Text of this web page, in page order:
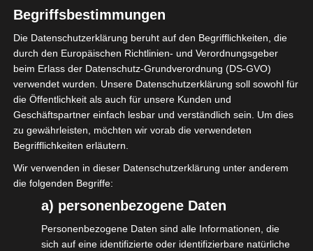
Stellt alle offenen Forderungen
zusammen und fügt Notizen über
aktuelle Gespräche dazu bei.
Stellt alle schriftlichen Unterlagen, auch
Emails und Gesprächsnotizen, der
abgesagten Beauftragungen
zusammen.
Steuerberater*in auf und
lasst alle noch offenen
geht die Zahlen mit ihm/ihr durch,
Begriffsbestimmungen
Die Datenschutzerklärung beruht auf den Begrifflichkeiten, die
durch den Europäischen Richtlinien- und Verordnungsgeber
beim Erlass der Datenschutz-Grundverordnung (DS-GVO)
verwendet wurden. Unsere Datenschutzerklärung soll sowohl für
die Öffentlichkeit als auch für unsere Kunden und
Geschäftspartner einfach lesbar und verständlich sein. Um dies
zu gewährleisten, möchten wir vorab die verwendeten
Begrifflichkeiten erläutern.
Wir verwenden in dieser Datenschutzerklärung unter anderem
die folgenden Begriffe:
a) personenbezogene Daten
Personenbezogene Daten sind alle Informationen, die
sich auf eine identifizierte oder identifizierbare natürliche